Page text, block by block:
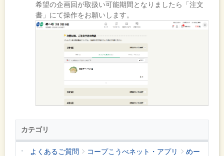
希望の企画回が取扱い可能期間となりましたら「注文
書」にて操作をお願いします。
カテゴリ
よくあるご質問 コープこうべネット・アプリ
めー